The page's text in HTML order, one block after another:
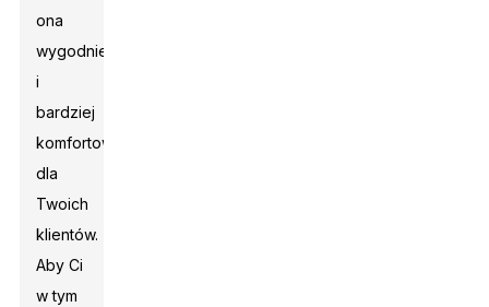
ona
wygodniejsza
i
bardziej
komfortowa
dla
Twoich
klientów.
Aby Ci
w tym